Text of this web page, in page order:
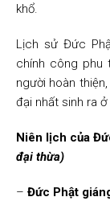
khổ.
Lịch sử Đức
chính công phu
người hoàn
đại nhất sinh ra
Niên lịch của
đại thừa)
– Đức Phật